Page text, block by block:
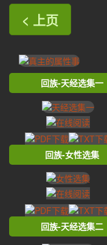
< 上页
回族-天经选集一
回族-女性选集
回族-天经选集二